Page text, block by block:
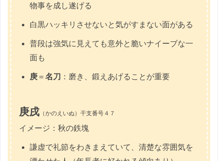
物事を成し遂げる
白黒ハッキリさせないと気がすまない面がある
普段は強気に見えても意外と脆いナイーブな一
面も
庚 ＝名刀 ：磨き、鍛えあげることが重要
庚戌 （かのえいぬ）干支番号４７
イメージ：秋の鉄塊
謙虚で礼節をわきまえていて、清楚な雰囲気を